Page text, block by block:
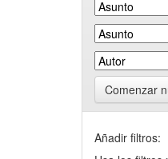
Comenzar
Añadir filtros: